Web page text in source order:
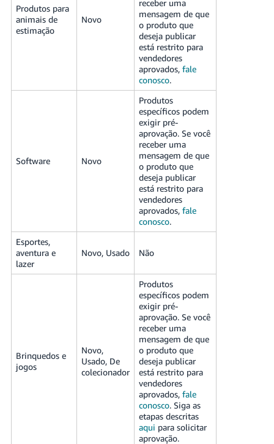
Produtos para
animais de
estimação
Novo
receber uma
mensagem de que
o produto que
deseja publicar
está restrito para
vendedores
aprovados, fale
conosco.
Software Novo
Produtos
específicos podem
exigir pré-
aprovação. Se você
receber uma
mensagem de que
o produto que
deseja publicar
está restrito para
vendedores
aprovados, fale
conosco.
Esportes,
aventura e
lazer
Novo, Usado Não
Brinquedos e
jogos
Novo,
Usado, De
colecionador
Produtos
específicos podem
exigir pré-
aprovação. Se você
receber uma
mensagem de que
o produto que
deseja publicar
está restrito para
vendedores
aprovados, fale
conosco. Siga as
etapas descritas
aqui para solicitar
aprovação.